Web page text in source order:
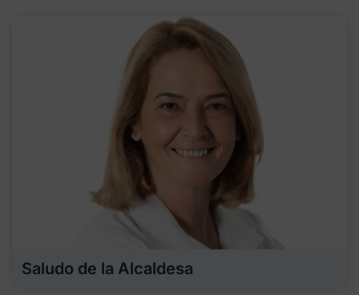
Saludo de la Alcaldesa